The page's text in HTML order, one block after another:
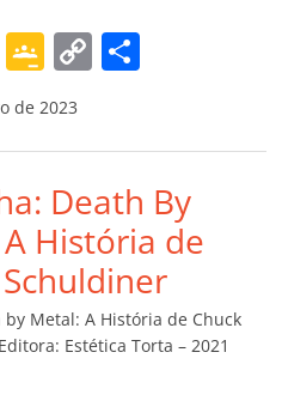
Li
k
n
G
o
o
gl
e
Cl
a
ss
ro
C
y
Li
n
k
p
ar
til
h
ar
de 2023
Death By
História de
by Metal: A História de Chuck
Estética Torta – 2021